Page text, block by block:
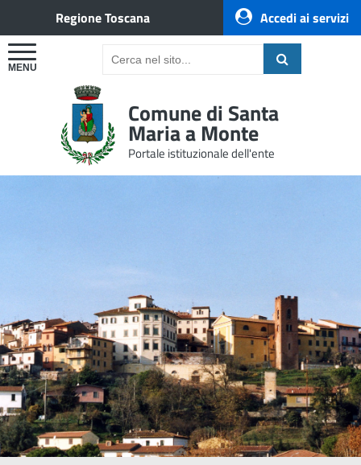
Accedi ai servizi
Regione Toscana
Comune di Santa
Maria a Monte
Portale istituzionale dell'ente